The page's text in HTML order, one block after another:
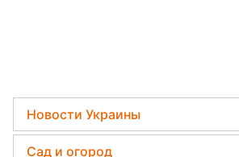
Новости Украины
Телеграм новости Украины
Сад и огород